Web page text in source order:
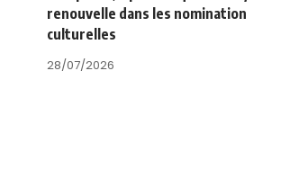
renouvelle dans les nomination
culturelles
28/07/2026